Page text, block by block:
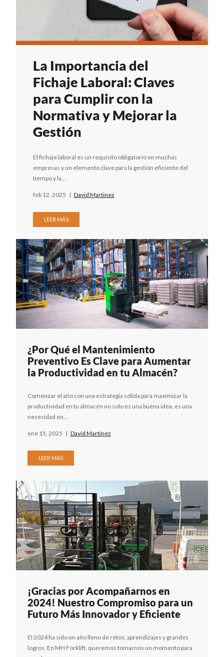
La Importancia del
Fichaje Laboral: Claves
para Cumplir con la
Normativa y Mejorar la
Gestión
El fichaje laboral es un requisito obligatorio en muchas
empresas y un elemento clave para la gestión eficiente del
tiempo y la...
feb 12, 2025 | David Martinez
LEER MÁS
¿Por Qué el Mantenimiento
Preventivo Es Clave para Aumentar
la Productividad en tu Almacén?
Comenzar el año con una estrategia sólida para maximizar la
productividad en tu almacén no solo es una buena idea, es una
necesidad en...
ene 15, 2025 | David Martinez
LEER MÁS
¡Gracias por Acompañarnos en
2024! Nuestro Compromiso para un
Futuro Más Innovador y Eficiente
El 2024 ha sido un año lleno de retos, aprendizajes y grandes
logros. En MH Forklift, queremos tomarnos un momento para